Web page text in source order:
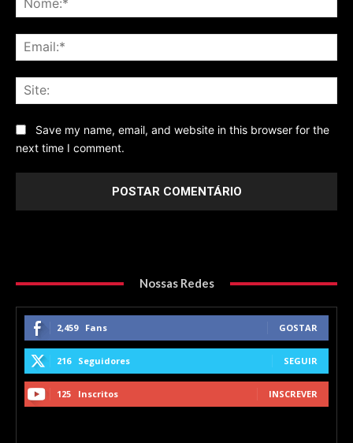
Save my name, email, and website in this browser for the
next time I comment.
Nossas Redes
2,459 Fans GOSTAR
216 Seguidores SEGUIR
125 Inscritos INSCREVER